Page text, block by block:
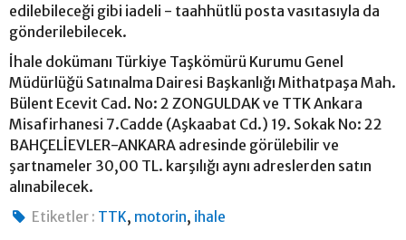
edilebileceği gibi iadeli - taahhütlü posta vasıtasıyla da
gönderilebilecek.
İhale dokümanı Türkiye Taşkömürü Kurumu Genel
Müdürlüğü Satınalma Dairesi Başkanlığı Mithatpaşa Mah.
Bülent Ecevit Cad. No: 2 ZONGULDAK ve TTK Ankara
Misafirhanesi 7.Cadde (Aşkaabat Cd.) 19. Sokak No: 22
BAHÇELİEVLER-ANKARA adresinde görülebilir ve
şartnameler 30,00 TL. karşılığı aynı adreslerden satın
alınabilecek.
Etiketler : TTK, motorin, ihale